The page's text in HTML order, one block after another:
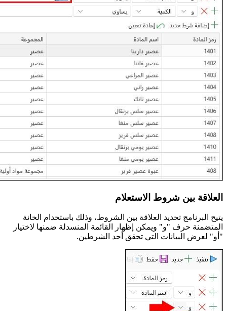
العلاقة بين شروط الاستعلام
يتيح البرنامج تحديد العلاقة بين الشروط، وذلك باستخدام الخانة
المتضمنة حرف "و" ويمكن إظهار القائمة المنسدلة ضمنها لاختيار
"أو" لعرض البيانات التي تحقق أحد الشرطين.